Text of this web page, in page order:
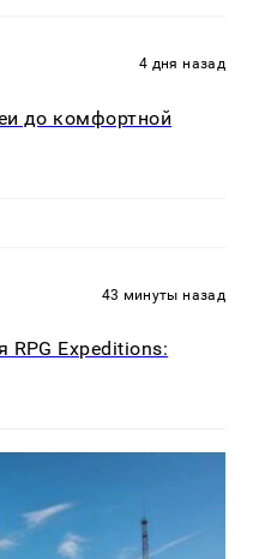
4 дня назад
до комфортной
43 минуты назад
Expeditions: